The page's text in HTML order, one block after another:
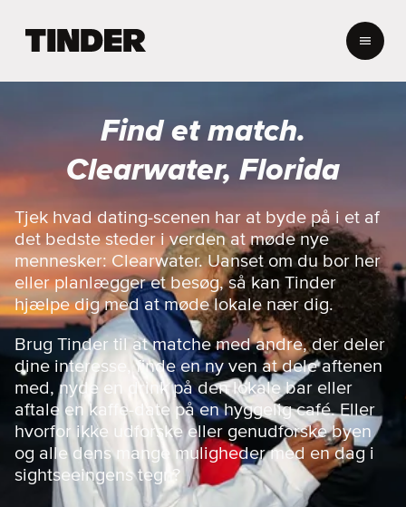
r
s
a
r
t
s
i
d
e
Find et match.
Clearwater, Florida
Tjek hvad dating-scenen har at byde på i et af
det bedste steder i verden at møde nye
mennesker: Clearwater. Uanset om du bor her
eller planlægger et besøg, så kan Tinder
hjælpe dig med at møde lokale nær dig.
Brug Tinder til at matche med andre, der deler
dine interesse, finde en ny ven at dele aftenen
med, nyde en drink på den lokale bar eller
aftale en kaffe-date på en hyggelig café. Eller
hvorfor ikke udforske eller genudforske byen
og alle dens mange muligheder med en dag i
sightseeingens tegn?